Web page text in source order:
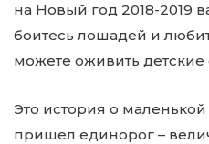
на Новый год 2018-2019
боитесь лошадей и
можете оживить детские
Это история о
пришел единорог –